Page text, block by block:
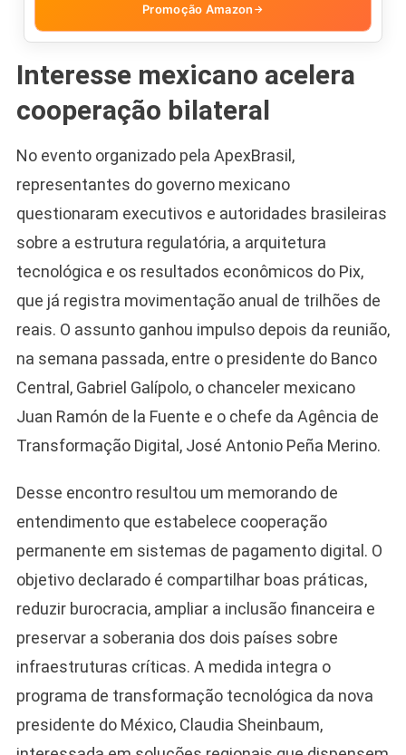
Promoção Amazon →
Interesse mexicano acelera
cooperação bilateral
No evento organizado pela ApexBrasil,
representantes do governo mexicano
questionaram executivos e autoridades brasileiras
sobre a estrutura regulatória, a arquitetura
tecnológica e os resultados econômicos do Pix,
que já registra movimentação anual de trilhões de
reais. O assunto ganhou impulso depois da reunião,
na semana passada, entre o presidente do Banco
Central, Gabriel Galípolo, o chanceler mexicano
Juan Ramón de la Fuente e o chefe da Agência de
Transformação Digital, José Antonio Peña Merino.
Desse encontro resultou um memorando de
entendimento que estabelece cooperação
permanente em sistemas de pagamento digital. O
objetivo declarado é compartilhar boas práticas,
reduzir burocracia, ampliar a inclusão financeira e
preservar a soberania dos dois países sobre
infraestruturas críticas. A medida integra o
programa de transformação tecnológica da nova
presidente do México, Claudia Sheinbaum,